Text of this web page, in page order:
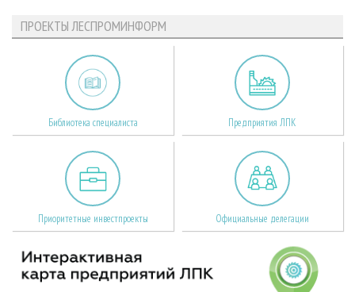
ПРОЕКТЫ ЛЕСПРОМИНФОРМ
Библиотека специалиста Предприятия ЛПК
Приоритетные инвестпроекты Официальные делегации